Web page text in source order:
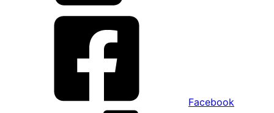
Facebook